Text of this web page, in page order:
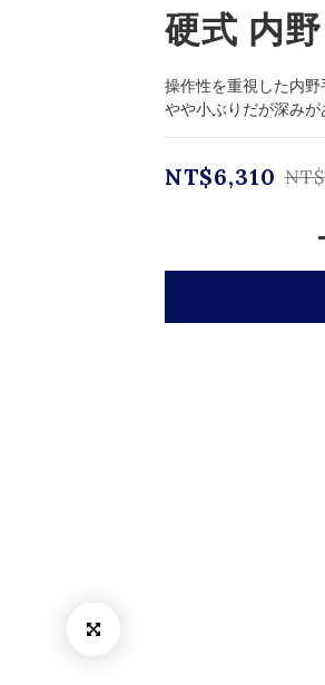
硬式 内
操作性を重視した内
やや小ぶりだが深み
NT$6,310